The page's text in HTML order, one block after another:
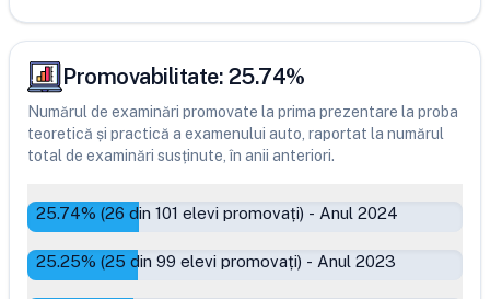
Promovabilitate: 25.74%
Numărul de examinări promovate la prima prezentare la proba
teoretică și practică a examenului auto, raportat la numărul
total de examinări susținute, în anii anteriori.
25.74% (26 din 101 elevi promovați) - Anul 2024
25.25% (25 din 99 elevi promovați) - Anul 2023